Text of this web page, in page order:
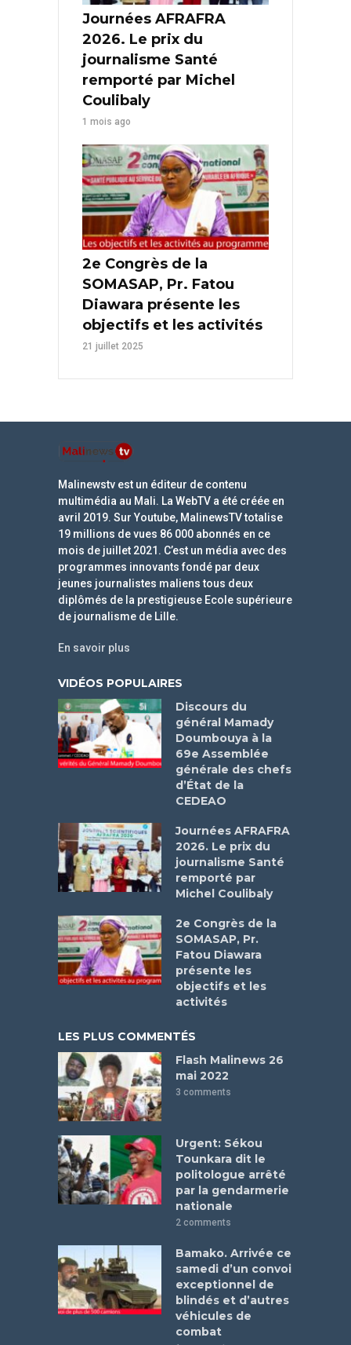
Journées AFRAFRA
2026. Le prix du
journalisme Santé
remporté par Michel
Coulibaly
1 mois ago
2e Congrès de la
SOMASAP, Pr. Fatou
Diawara présente les
objectifs et les activités
21 juillet 2025
Malinewstv est un éditeur de contenu
multimédia au Mali. La WebTV a été créée en
avril 2019. Sur Youtube, MalinewsTV totalise
19 millions de vues 86 000 abonnés en ce
mois de juillet 2021. C’est un média avec des
programmes innovants fondé par deux
jeunes journalistes maliens tous deux
diplômés de la prestigieuse Ecole supérieure
de journalisme de Lille.
En savoir plus
VIDÉOS POPULAIRES
Discours du
général Mamady
Doumbouya à la
69e Assemblée
générale des chefs
d’État de la
CEDEAO
Journées AFRAFRA
2026. Le prix du
journalisme Santé
remporté par
Michel Coulibaly
2e Congrès de la
SOMASAP, Pr.
Fatou Diawara
présente les
objectifs et les
activités
LES PLUS COMMENTÉS
Flash Malinews 26
mai 2022
3 comments
Urgent: Sékou
Tounkara dit le
politologue arrêté
par la gendarmerie
nationale
2 comments
Bamako. Arrivée ce
samedi d’un convoi
exceptionnel de
blindés et d’autres
véhicules de
combat